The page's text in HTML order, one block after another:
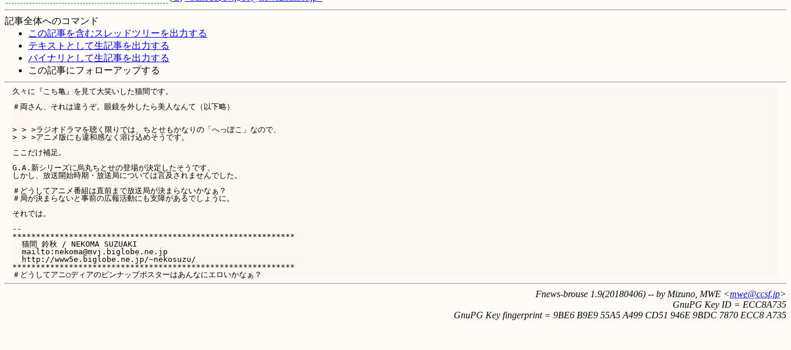
記事全体へのコマンド
この記事を含むスレッドツリーを出力する
テキストとして生記事を出力する
バイナリとして生記事を出力する
この記事にフォローアップする
久々に『こち亀』を見て大笑いした猫間です。
＃両さん、それは違うぞ。眼鏡を外したら美人なんて（以下略）
> > >ラジオドラマを聴く限りでは、ちとせもかなりの「へっぽこ」なので、
> > >アニメ版にも違和感なく溶け込めそうです。
ここだけ補足。
G.A.新シリーズに烏丸ちとせの登場が決定したそうです。
しかし、放送開始時期・放送局については言及されませんでした。
＃どうしてアニメ番組は直前まで放送局が決まらないかなぁ？
＃局が決まらないと事前の広報活動にも支障があるでしょうに。
それでは。
--
************************************************************
  猫間 鈴秋 / NEKOMA SUZUAKI
  mailto:nekoma@mvj.biglobe.ne.jp
  http://www5e.biglobe.ne.jp/~nekosuzu/
************************************************************
Fnews-brouse 1.9(20180406) -- by Mizuno, MWE <mwe@ccsf.jp>
GnuPG Key ID = ECC8A735
GnuPG Key fingerprint = 9BE6 B9E9 55A5 A499 CD51 946E 9BDC 7870 ECC8 A735